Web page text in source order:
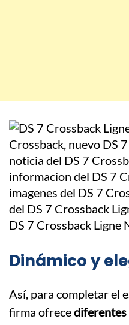
Dinámico y
Así, para completar el
firma ofrecediferentes